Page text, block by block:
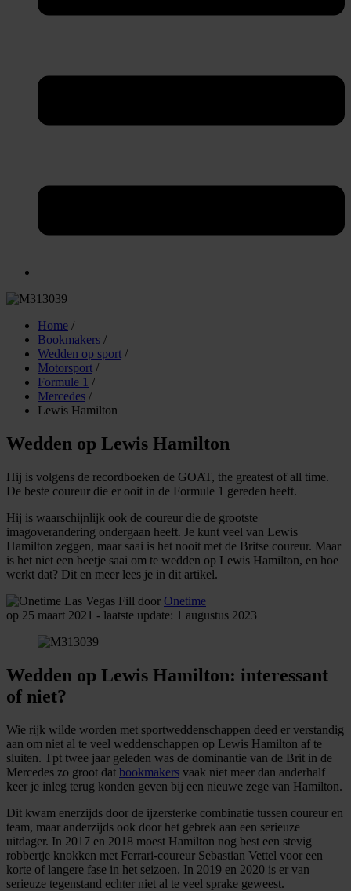
Home /
Bookmakers /
Wedden op sport /
Motorsport /
Formule 1 /
Mercedes /
Lewis Hamilton
Wedden op Lewis Hamilton
Hij is volgens de recordboeken de GOAT, the greatest of all time.
De beste coureur die er ooit in de Formule 1 gereden heeft.
Hij is waarschijnlijk ook de coureur die de grootste
imagoverandering ondergaan heeft. Je kunt veel van Lewis
Hamilton zeggen, maar saai is het nooit met de Britse coureur. Maar
is het niet een beetje saai om te wedden op Lewis Hamilton, en hoe
werkt dat? Dit en meer lees je in dit artikel.
door Onetime
op 25 maart 2021 - laatste update: 1 augustus 2023
Wedden op Lewis Hamilton: interessant
of niet?
Wie rijk wilde worden met sportweddenschappen deed er verstandig
aan om niet al te veel weddenschappen op Lewis Hamilton af te
sluiten. Tpt twee jaar geleden was de dominantie van de Brit in de
Mercedes zo groot dat bookmakers vaak niet meer dan anderhalf
keer je inleg terug konden geven bij een nieuwe zege van Hamilton.
Dit kwam enerzijds door de ijzersterke combinatie tussen coureur en
team, maar anderzijds ook door het gebrek aan een serieuze
uitdager. In 2017 en 2018 moest Hamilton nog best een stevig
robbertje knokken met Ferrari-coureur Sebastian Vettel voor een
korte of langere fase in het seizoen. In 2019 en 2020 is er van
serieuze tegenstand echter niet al te veel sprake geweest.